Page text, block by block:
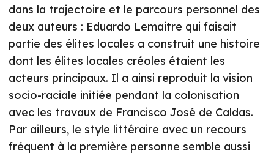
dans la trajectoire et le parcours personnel des
deux auteurs : Eduardo Lemaitre qui faisait
partie des élites locales a construit une histoire
dont les élites locales créoles étaient les
acteurs principaux. Il a ainsi reproduit la vision
socio-raciale initiée pendant la colonisation
avec les travaux de Francisco José de Caldas.
Par ailleurs, le style littéraire avec un recours
fréquent à la première personne semble aussi